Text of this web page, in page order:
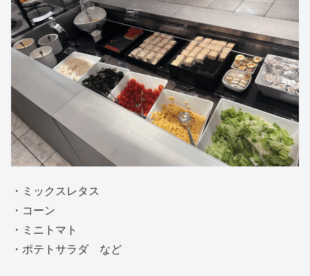
・ミックスレタス
・コーン
・ミニトマト
・ポテトサラダ など